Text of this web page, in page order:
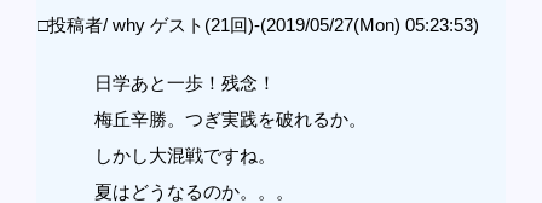
□投稿者/ why ゲスト(21回)-(2019/05/27(Mon) 05:23:53)
日学あと一歩！残念！
梅丘辛勝。つぎ実践を破れるか。
しかし大混戦ですね。
夏はどうなるのか。。。